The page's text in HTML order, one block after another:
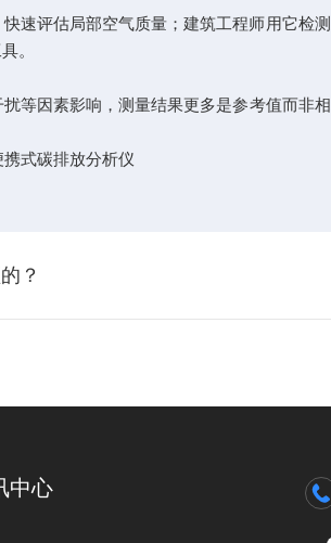
评估局部空气质量；建筑工程师用它检
。
等因素影响，测量结果更多是参考值而非
？
中心